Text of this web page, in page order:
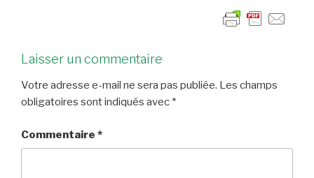
Laisser un commentaire
Votre adresse e-mail ne sera pas publiée. Les champs
obligatoires sont indiqués avec *
Commentaire *